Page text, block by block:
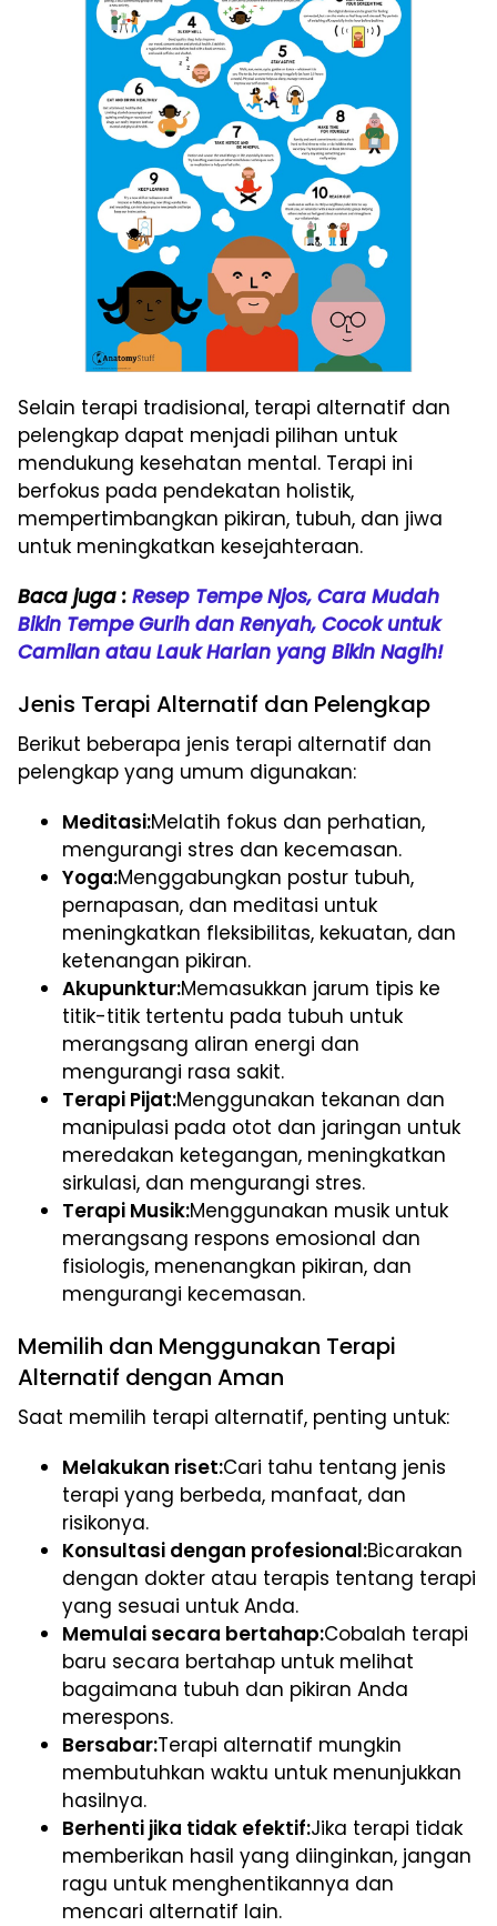
Selain terapi tradisional, terapi alternatif dan
pelengkap dapat menjadi pilihan untuk
mendukung kesehatan mental. Terapi ini
berfokus pada pendekatan holistik,
mempertimbangkan pikiran, tubuh, dan jiwa
untuk meningkatkan kesejahteraan.
Baca juga : Resep Tempe Njos, Cara Mudah
Bikin Tempe Gurih dan Renyah, Cocok untuk
Camilan atau Lauk Harian yang Bikin Nagih!
Jenis Terapi Alternatif dan Pelengkap
Berikut beberapa jenis terapi alternatif dan
pelengkap yang umum digunakan:
Meditasi:Melatih fokus dan perhatian,
mengurangi stres dan kecemasan.
Yoga:Menggabungkan postur tubuh,
pernapasan, dan meditasi untuk
meningkatkan fleksibilitas, kekuatan, dan
ketenangan pikiran.
Akupunktur:Memasukkan jarum tipis ke
titik-titik tertentu pada tubuh untuk
merangsang aliran energi dan
mengurangi rasa sakit.
Terapi Pijat:Menggunakan tekanan dan
manipulasi pada otot dan jaringan untuk
meredakan ketegangan, meningkatkan
sirkulasi, dan mengurangi stres.
Terapi Musik:Menggunakan musik untuk
merangsang respons emosional dan
fisiologis, menenangkan pikiran, dan
mengurangi kecemasan.
Memilih dan Menggunakan Terapi
Alternatif dengan Aman
Saat memilih terapi alternatif, penting untuk:
Melakukan riset:Cari tahu tentang jenis
terapi yang berbeda, manfaat, dan
risikonya.
Konsultasi dengan profesional:Bicarakan
dengan dokter atau terapis tentang terapi
yang sesuai untuk Anda.
Memulai secara bertahap:Cobalah terapi
baru secara bertahap untuk melihat
bagaimana tubuh dan pikiran Anda
merespons.
Bersabar:Terapi alternatif mungkin
membutuhkan waktu untuk menunjukkan
hasilnya.
Berhenti jika tidak efektif:Jika terapi tidak
memberikan hasil yang diinginkan, jangan
ragu untuk menghentikannya dan
mencari alternatif lain.